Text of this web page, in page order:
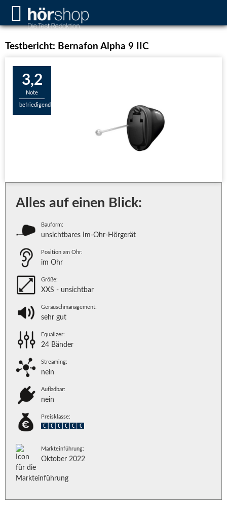
Testbericht: Bernafon Alpha 9 IIC
3,2
Note
befriedigend
Alles auf einen Blick:
Bauform:
unsichtbares Im-Ohr-Hörgerät
Position am Ohr:
im Ohr
Größe:
XXS - unsichtbar
Geräuschmanagement:
sehr gut
Equalizer:
24 Bänder
Streaming:
nein
Aufladbar:
nein
Preisklasse:
Markteinführung:
Oktober 2022